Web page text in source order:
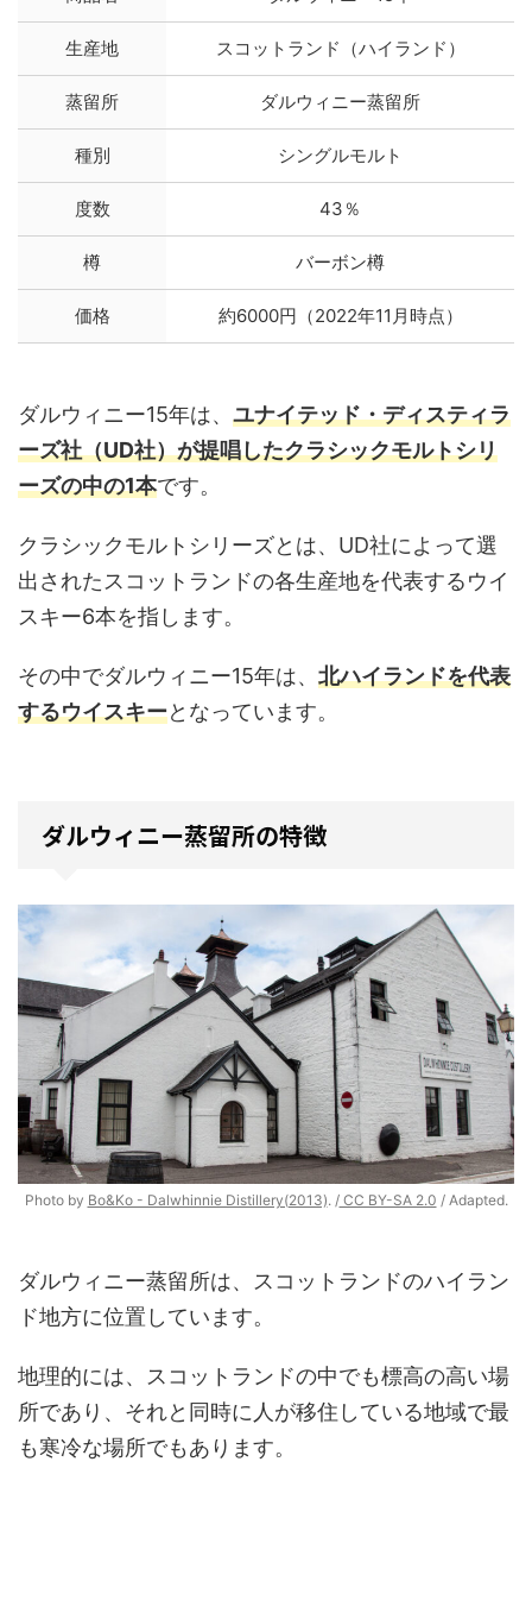
生産地 スコットランド（ハイランド）
蒸留所 ダルウィニー蒸留所
種別 シングルモルト
度数 43％
樽 バーボン樽
価格 約6000円（2022年11月時点）
ダルウィニー15年は、 ユナイテッド・ディスティラ
ーズ社（UD社）が提唱したクラシックモルトシリ
ーズの中の1本です。
クラシックモルトシリーズとは、UD社によって選
出されたスコットランドの各生産地を代表するウイ
スキー6本を指します。
その中でダルウィニー15年は、 北ハイランドを代表
するウイスキーとなっています。
ダルウィニー蒸留所の特徴
Photo by Bo&Ko - Dalwhinnie Distillery(2013). /CC BY-SA 2.0 / Adapted.
ダルウィニー蒸留所は、スコットランドのハイラン
ド地方に位置しています。
地理的には、スコットランドの中でも標高の高い場
所であり、それと同時に人が移住している地域で最
も寒冷な場所でもあります。